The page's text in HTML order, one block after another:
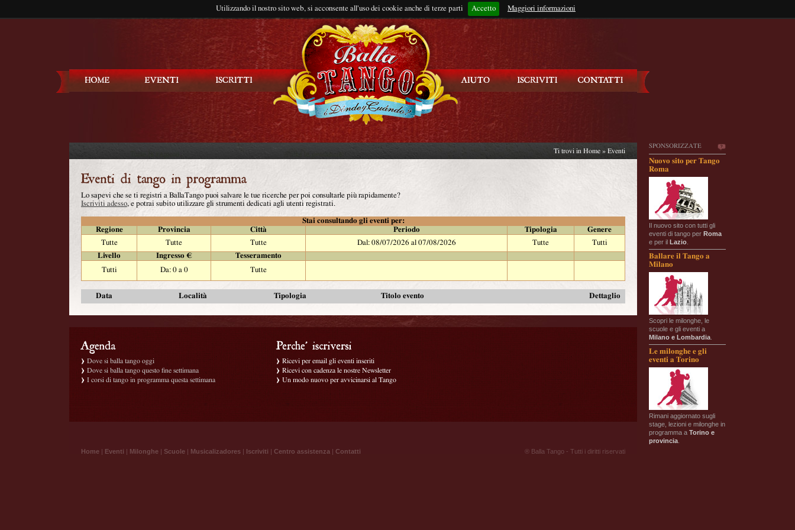
Utilizzando il nostro sito web, si acconsente all'uso dei cookie anche di terze parti Accetto Maggiori informazioni
Rimani connesso?
SPONSORIZZATE
Nuovo sito per Tango
Roma
Il nuovo sito con tutti gli
eventi di tango per Roma
e per il Lazio
Ballare il Tango a
Milano
Scopri le milonghe, le
scuole e gli eventi a
Milano e Lombardia
Le milonghe e gli
eventi a Torino
Rimani aggiornato sugli
stage, lezioni e milonghe in
programma a Torino e
provincia
Ti trovi in Home » Eventi
Lo sapevi che se ti registri a BallaTango puoi salvare le tue ricerche per poi consultarle più rapidamente?
Iscriviti adesso, e potrai subito utilizzare gli strumenti dedicati agli utenti registrati.
Stai consultando gli eventi per:
Regione
Provincia Città Periodo Tipologia
Genere
Tutte
Tutte Tutte Dal: 08/07/2026 al 07/08/2026 Tutte
Tutti
Livello
Ingresso €
Tesseramento
Tutti
Da: 0 a 0 Tutte
Data Località Tipologia Titolo evento Dettaglio
Dove si balla tango oggi
Dove si balla tango questo fine settimana
I corsi di tango in programma questa settimana
Ricevi per email gli eventi inseriti
Ricevi con cadenza le nostre Newsletter
Un modo nuovo per avvicinarsi al Tango
Home | Eventi | Milonghe | Scuole | Musicalizadores | Iscriviti | Centro assistenza | Contatti ® Balla Tango - Tutti i diritti riservati